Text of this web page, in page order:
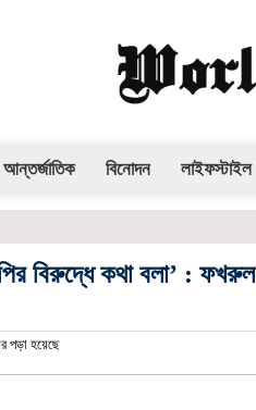
আন্তর্জাতিক বিনোদন লাইফস্টাইল
বিরুদ্ধে কথা বলা’ : ফখরুল
পড়া হয়েছে